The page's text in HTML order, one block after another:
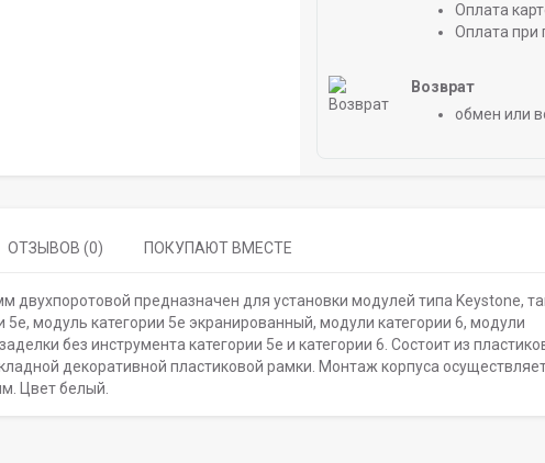
Оплата
Оплата при
Возврат
обмен или
ОТЗЫВОВ (0) ПОКУПАЮТ ВМЕСТЕ
двухпоротовой предназначен для установки модулей типа Keystone,
модуль категории 5е экранированный, модули категории 6, модули
без инструмента категории 5е и категории 6. Состоит из
декоративной пластиковой рамки. Монтаж корпуса
Цвет белый.